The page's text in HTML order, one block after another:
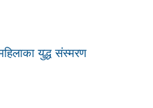
युद्ध संस्मरण